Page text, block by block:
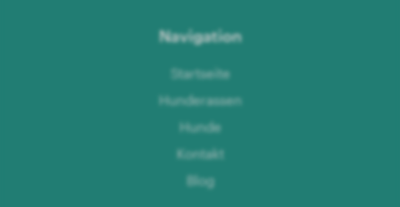
Navigation
Startseite
Hunderassen
Hunde
Kontakt
Blog